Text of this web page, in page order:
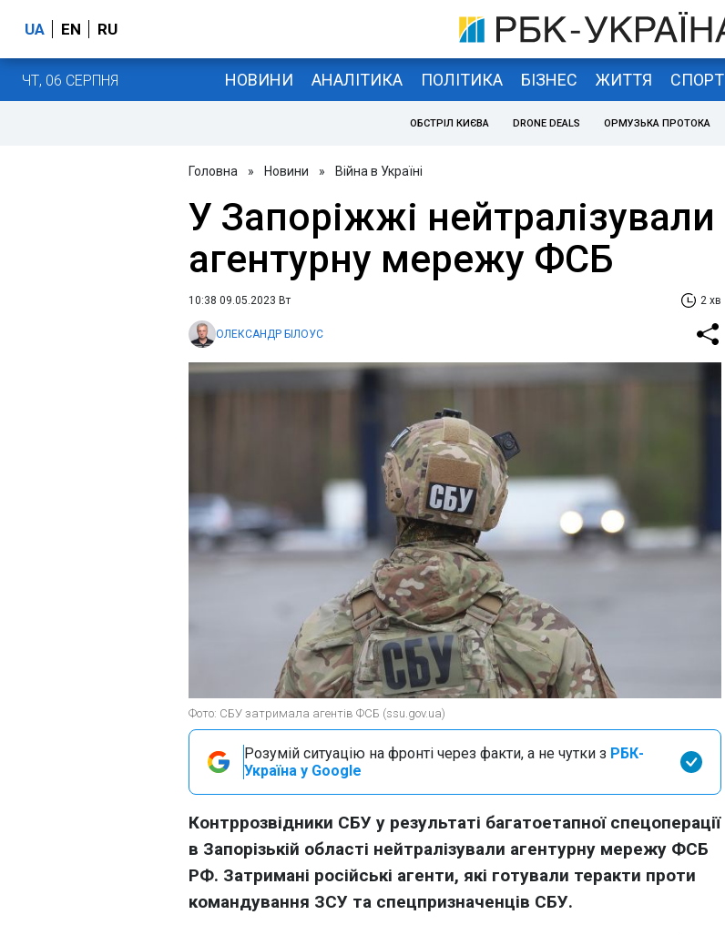
UA EN RU
ЧТ, 06 СЕРПНЯ НОВИНИ АНАЛІТИКА ПОЛІТИКА БІЗНЕС ЖИТТЯ СПОРТ
ОБСТРІЛ КИЄВА DRONE DEALS ОРМУЗЬКА ПРОТОКА
Головна » Новини » Війна в Україні
У Запоріжжі нейтралізували
агентурну мережу ФСБ
10:38 09.05.2023 Вт 2 хв
ОЛЕКСАНДР БІЛОУС
Фото: СБУ затримала агентів ФСБ (ssu.gov.ua)
Розумій ситуацію на фронті через факти, а не чутки з РБК-
Україна у Google
Контррозвідники СБУ у результаті багатоетапної спецоперації
в Запорізькій області нейтралізували агентурну мережу ФСБ
РФ. Затримані російські агенти, які готували теракти проти
командування ЗСУ та спецпризначенців СБУ.